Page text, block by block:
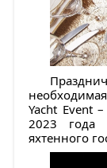
Yacht Event
2023 года
яхтенного